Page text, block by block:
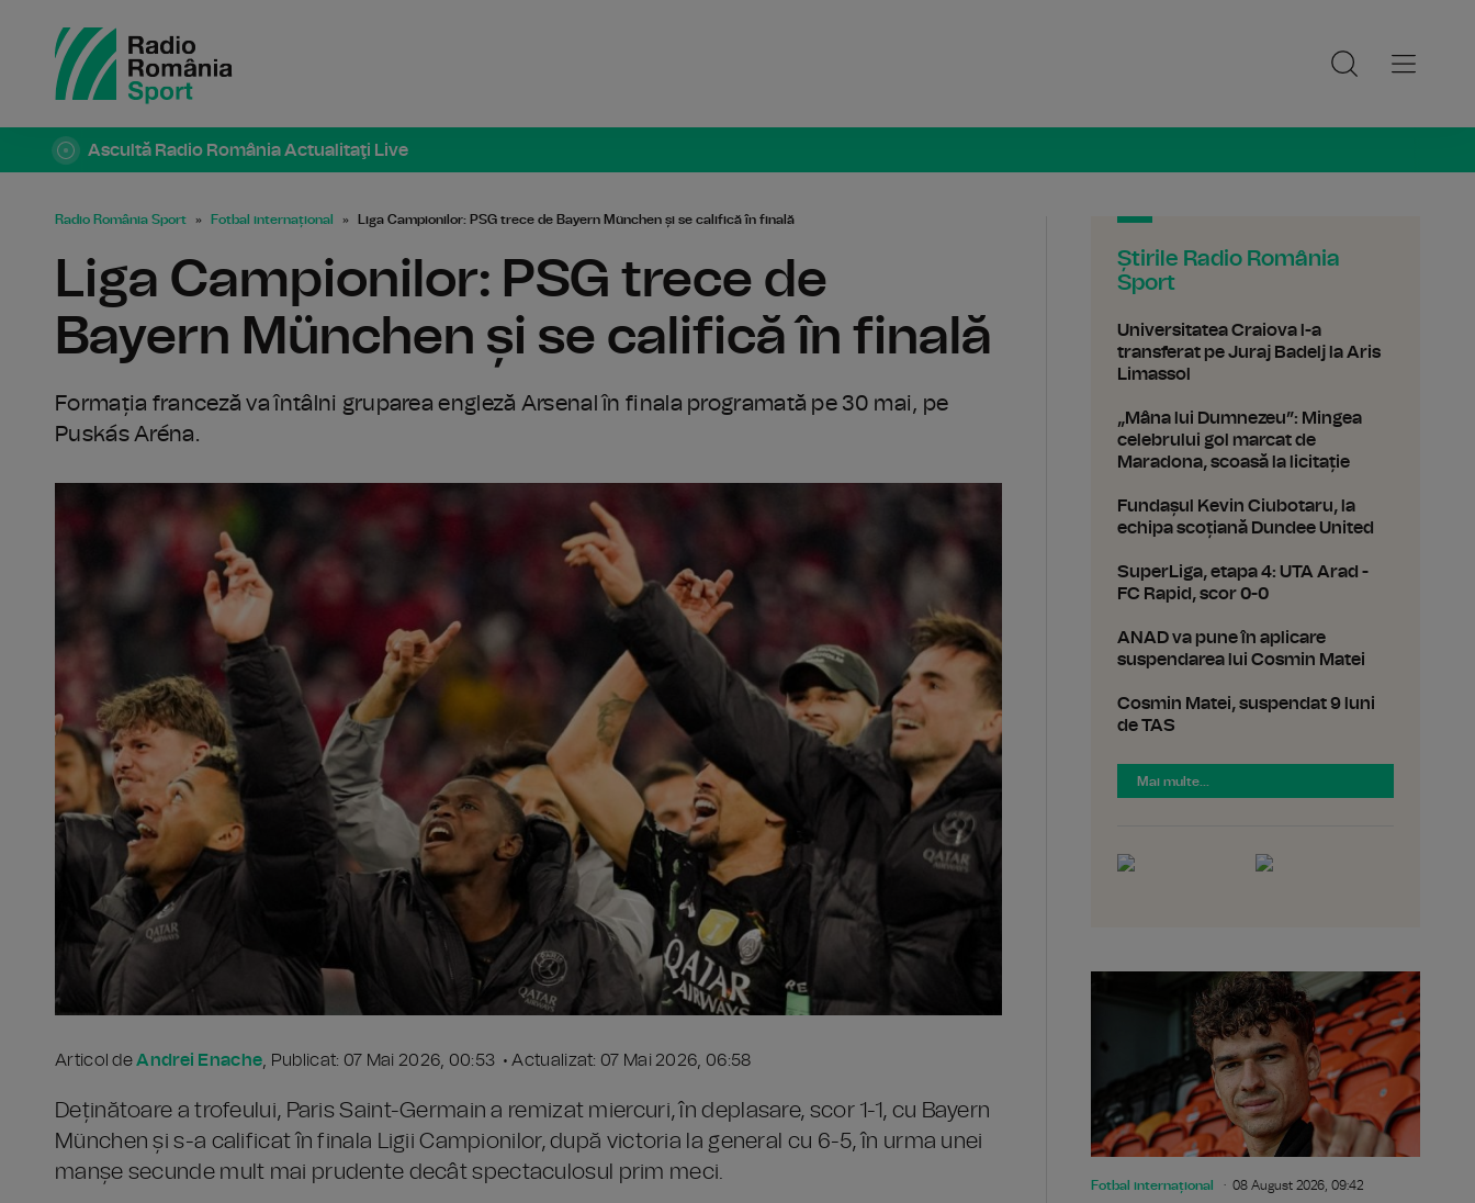
Ascultă Radio România Actualitaţi Live
Radio România Sport Fotbal internațional Liga Campionilor: PSG trece de Bayern München și se califică în finală
Liga Campionilor: PSG trece de
Bayern München și se califică în finală
Formația franceză va întâlni gruparea engleză Arsenal în finala programată pe 30 mai, pe
Puskás Aréna.
Articol deAndrei Enache, Publicat: 07 Mai 2026, 00:53 • Actualizat: 07 Mai 2026, 06:58
Deținătoare a trofeului, Paris Saint-Germain a remizat miercuri, în deplasare, scor 1-1, cu Bayern
München și s-a calificat în finala Ligii Campionilor, după victoria la general cu 6-5, în urma unei
manșe secunde mult mai prudente decât spectaculosul prim meci.
Știrile Radio România
Sport
Universitatea Craiova l-a
transferat pe Juraj Badelj la Aris
Limassol
„Mâna lui Dumnezeu”: Mingea
celebrului gol marcat de
Maradona, scoasă la licitație
Fundașul Kevin Ciubotaru, la
echipa scoțiană Dundee United
SuperLiga, etapa 4: UTA Arad -
FC Rapid, scor 0-0
ANAD va pune în aplicare
suspendarea lui Cosmin Matei
Cosmin Matei, suspendat 9 luni
de TAS
Mai multe...
Fotbal internațional 08 August 2026, 09:42